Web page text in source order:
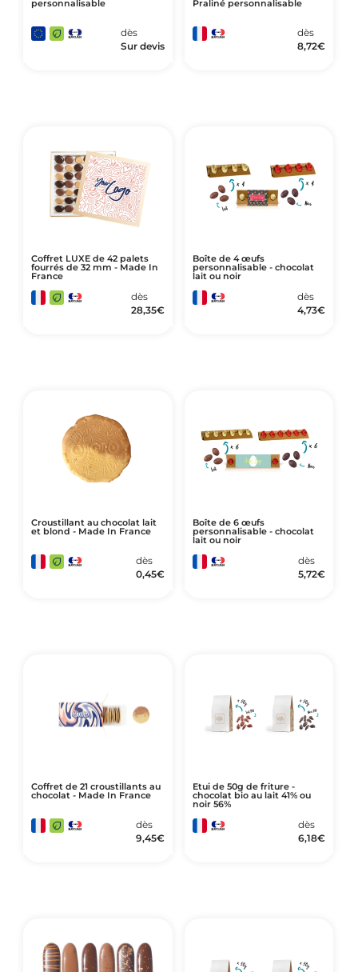
personnalisable
dès
Sur devis
Praliné personnalisable
dès
8,72€
Coffret LUXE de 42 palets
fourrés de 32 mm - Made In
France
dès
28,35€
Boîte de 4 œufs
personnalisable - chocolat
lait ou noir
dès
4,73€
Croustillant au chocolat lait
et blond - Made In France
dès
0,45€
Boîte de 6 œufs
personnalisable - chocolat
lait ou noir
dès
5,72€
Coffret de 21 croustillants au
chocolat - Made In France
dès
9,45€
Etui de 50g de friture -
chocolat bio au lait 41% ou
noir 56%
dès
6,18€